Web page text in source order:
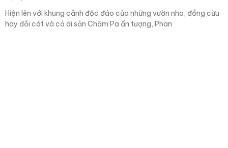
Hiện lên với khung cảnh độc đáo của những vườn nho, đồng cừu
hay đồi cát và cả di sản Chăm Pa ấn tượng, Phan